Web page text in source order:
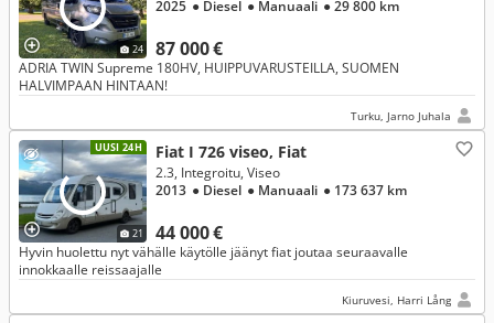
24 87 000 €
2025 ● Diesel ● Manuaali ● 29 800 km
ADRIA TWIN Supreme 180HV, HUIPPUVARUSTEILLA, SUOMEN
HALVIMPAAN HINTAAN!
Turku, Jarno Juhala
UUSI 24H
21
Fiat I 726 viseo, Fiat
44 000 €
2.3, Integroitu, Viseo
2013 ● Diesel ● Manuaali ● 173 637 km
Hyvin huolettu nyt vähälle käytölle jäänyt fiat joutaa seuraavalle
innokkaalle reissaajalle
Kiuruvesi, Harri Lång